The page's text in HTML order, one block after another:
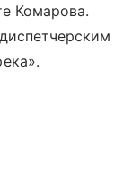
Комарова.